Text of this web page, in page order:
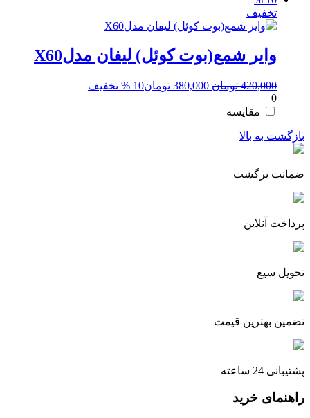
تخفیف
وایر شمع(بوت کوئل) لیفان مدلX60
420,000 تومان قیمت
380,000 تومان10 % تخفیف
0
مقایسه
بازگشت به بالا
ضمانت برگشت
پرداخت آنلاین
تحویل سیع
تضمین بهترین قیمت
پشتیبانی 24 ساعته
راهنمای خرید